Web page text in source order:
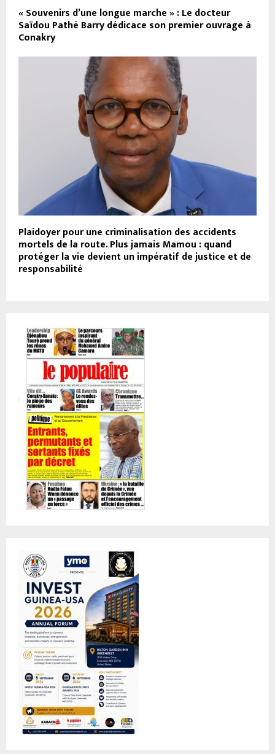
« Souvenirs d’une longue marche » : Le docteur
Saïdou Pathé Barry dédicace son premier ouvrage à
Conakry
Plaidoyer pour une criminalisation des accidents
mortels de la route. Plus jamais Mamou : quand
protéger la vie devient un impératif de justice et de
responsabilité